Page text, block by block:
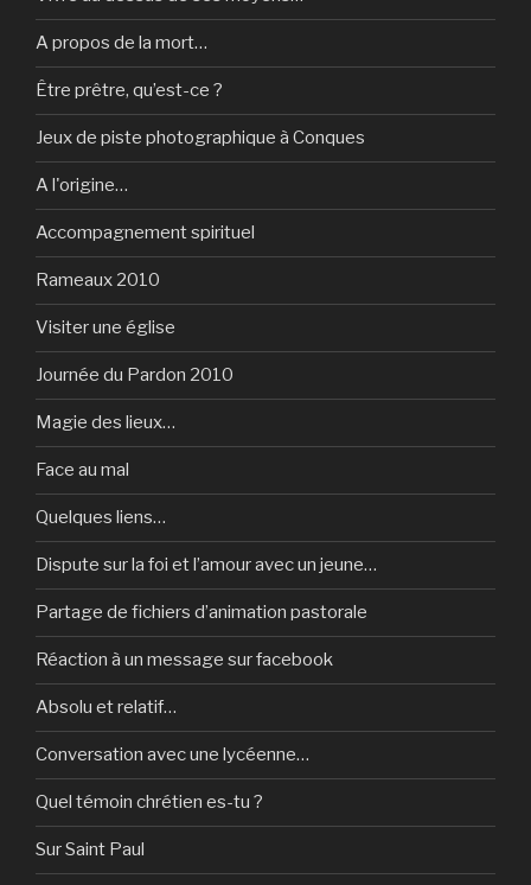
A propos de la mort…
Être prêtre, qu’est-ce ?
Jeux de piste photographique à Conques
A l'origine…
Accompagnement spirituel
Rameaux 2010
Visiter une église
Journée du Pardon 2010
Magie des lieux…
Face au mal
Quelques liens…
Dispute sur la foi et l’amour avec un jeune…
Partage de fichiers d’animation pastorale
Réaction à un message sur facebook
Absolu et relatif…
Conversation avec une lycéenne…
Quel témoin chrétien es-tu ?
Sur Saint Paul